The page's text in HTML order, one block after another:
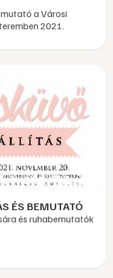
a Városi
2021.
ÉS BEMUTATÓ
és ruhabemutatók